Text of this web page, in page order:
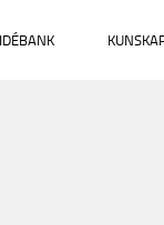
IDÉBANK